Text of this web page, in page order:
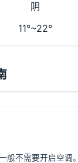
阴
11°~22°
般不需要开启空调。